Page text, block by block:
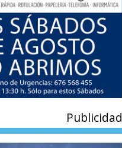
Publicidad